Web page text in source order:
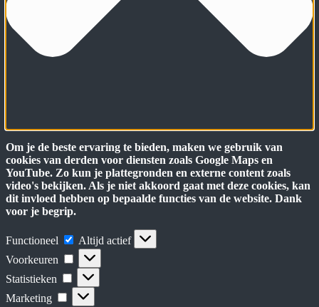
Om je de beste ervaring te bieden, maken we gebruik van
cookies van derden voor diensten zoals Google Maps en
YouTube. Zo kun je plattegronden en externe content zoals
video's bekijken. Als je niet akkoord gaat met deze cookies, kan
dit invloed hebben op bepaalde functies van de website. Dank
voor je begrip.
Functioneel Functioneel
Altijd actief
Voorkeuren
Voorkeuren
Statistieken Statistieken
Marketing Marketing